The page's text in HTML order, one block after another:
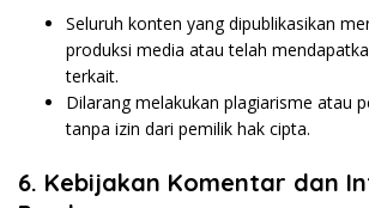
Seluruh konten yang dipublikasikan
produksi media atau telah
terkait.
Dilarang melakukan plagiarisme atau
tanpa izin dari pemilik hak cipta.
6. Kebijakan Komentar dan